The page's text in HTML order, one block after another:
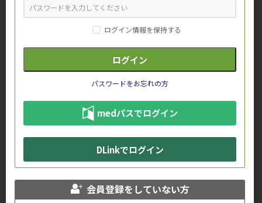
国立成育医療研究センター
内分泌・代謝科 診療部長
●演者
順天堂大学大学院医学研究科
代謝内分泌内科学 准教授
後藤 広昌 先生
予約・視聴する
※外部サイトに遷移します。
会員登録をしていない方
ログイン情報を保持する
パスワードをお忘れの方
medパスでログイン
DLinkでログイン